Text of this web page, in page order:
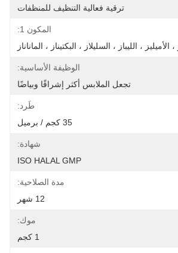
ترقية فعالية التنظيف للمنظفات
المكون 1:
، الأميليز ، الليباز ، السليلاز ، البكتيناز ، الماناناز
الوظيفة الأساسية:
تجعل الملابس أكثر إشراقًا وبياضًا
طَرد:
35 كجم / برميل
شهادة:
ISO HALAL GMP
مدة الصلاحية:
12 شهر
موك:
1 كجم